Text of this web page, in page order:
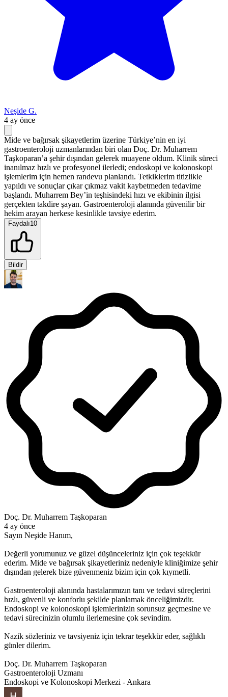
Neşide G.
4 ay önce
Mide ve bağırsak şikayetlerim üzerine Türkiye’nin en iyi
gastroenteroloji uzmanlarından biri olan Doç. Dr. Muharrem
Taşkoparan’a şehir dışından gelerek muayene oldum. Klinik süreci
inanılmaz hızlı ve profesyonel ilerledi; endoskopi ve kolonoskopi
işlemlerim için hemen randevu planlandı. Tetkiklerim titizlikle
yapıldı ve sonuçlar çıkar çıkmaz vakit kaybetmeden tedavime
başlandı. Muharrem Bey’in teşhisindeki hızı ve ekibinin ilgisi
gerçekten takdire şayan. Gastroenteroloji alanında güvenilir bir
hekim arayan herkese kesinlikle tavsiye ederim.
Faydalı10
Bildir
Doç. Dr. Muharrem Taşkoparan
4 ay önce
Sayın Neşide Hanım,
Değerli yorumunuz ve güzel düşünceleriniz için çok teşekkür
ederim. Mide ve bağırsak şikayetleriniz nedeniyle kliniğimize şehir
dışından gelerek bize güvenmeniz bizim için çok kıymetli.
Gastroenteroloji alanında hastalarımızın tanı ve tedavi süreçlerini
hızlı, güvenli ve konforlu şekilde planlamak önceliğimizdir.
Endoskopi ve kolonoskopi işlemlerinizin sorunsuz geçmesine ve
tedavi sürecinizin olumlu ilerlemesine çok sevindim.
Nazik sözleriniz ve tavsiyeniz için tekrar teşekkür eder, sağlıklı
günler dilerim.
Doç. Dr. Muharrem Taşkoparan
Gastroenteroloji Uzmanı
Endoskopi ve Kolonoskopi Merkezi - Ankara